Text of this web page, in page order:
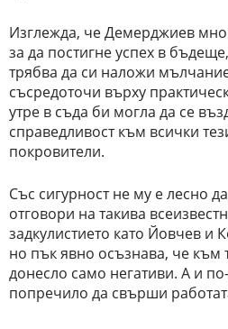
Изглежда, че Демерджиев
за да постигне успех в
трябва да си наложи
съсредоточи върху
утре в съда би могла да се
справедливост към всички
покровители.
Със сигурност не му е лесно
отговори на такива
задкулистието като Йовчев и
но пък явно осъзнава, че към
донесло само негативи. А и
попречило да свърши